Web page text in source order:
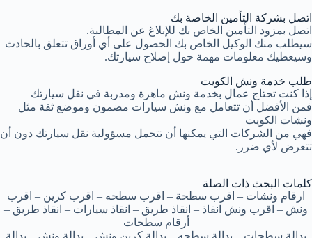
اتصل بشركة التأمين الخاصة بك
اتصل بمزود التأمين الخاص بك للإبلاغ عن المطالبة.
سيطلب منك الوكيل الخاص بك الحصول على أي أوراق تتعلق بالحادث
وسيعطيك معلومات مهمة حول إصلاح سيارتك.
طلب خدمة ونش الكويت
إذا كنت تحتاج عمال بخدمة ونش ماهرة ومدربة في نقل سيارتك
فمن الأفضل أن تتعامل مع ونش سيارات مضمون وموضع ثقة مثل
ونشات الكويت
فهي من الشركات التي يمكنها أن تتحمل مسؤولية نقل سيارتك دون أن
تتعرض لأي ضرر.
كلمات البحث ذات الصلة
ارقام ونشات – اقرب سطحة – اقرب سطحه – اقرب كرين – اقرب
ونش – اقرب ونش انقاذ – انقاذ طريق – انقاذ سيارات – انقاذ طريق –
أرقام سطحات
بدالة سطحات – بدالة سطحه – بدالة كرين ونش – بدالة ونش – بدالة